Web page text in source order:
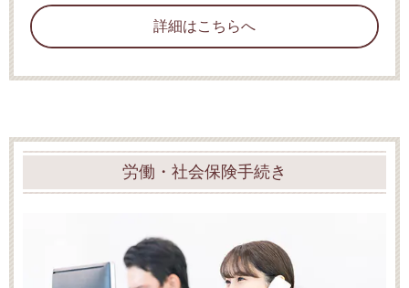
詳細はこちらへ
労働・社会保険手続き